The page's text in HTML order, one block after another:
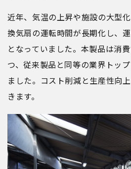
近年、気温の上昇や施設の大型
換気扇の運転時間が長期化し、
となっていました。本製品は消
つ、従来製品と同等の業界トッ
ました。コスト削減と生産性向
きます。